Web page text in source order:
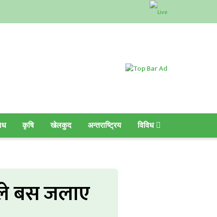
कृषि खेलकुद अन्तराष्ट्रिय विविध
बस जलाए